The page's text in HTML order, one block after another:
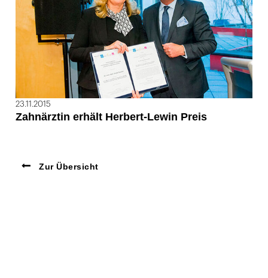
23.11.2015
Zahnärztin erhält Herbert-Lewin Preis
Zur Übersicht